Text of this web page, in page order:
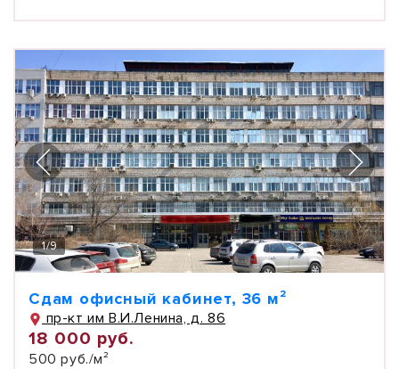
1/9
Сдам офисный кабинет, 36 м²
пр-кт им В.И.Ленина, д. 86
18 000 руб.
500 руб./м²